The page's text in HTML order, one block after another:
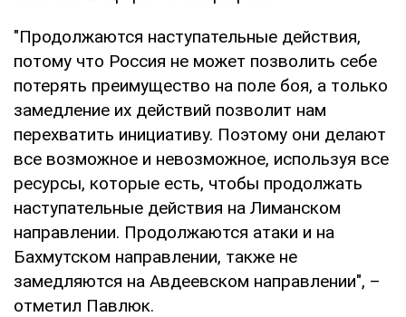
"Продолжаются наступательные действия,
потому что Россия не может позволить себе
потерять преимущество на поле боя, а только
замедление их действий позволит нам
перехватить инициативу. Поэтому они делают
все возможное и невозможное, используя все
ресурсы, которые есть, чтобы продолжать
наступательные действия на Лиманском
направлении. Продолжаются атаки и на
Бахмутском направлении, также не
замедляются на Авдеевском направлении", –
отметил Павлюк.